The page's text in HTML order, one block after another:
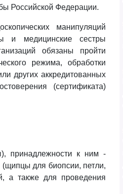
Российской Федерации.
манипуляций
и медицинские сестры
обязаны пройти
режима, обработки
других аккредитованных
(сертификата)
принадлежности к ним -
(щипцы для биопсии, петли,
а также для проведения